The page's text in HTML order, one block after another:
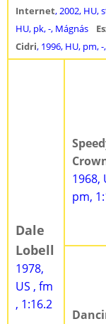
Internet, 2002, HU,
HU, pk, -, Mágnás
Cidri, 1996, HU, pm,
Dale
Lobell
1978,
US , fm
, 1:16.2
1968,
pm,